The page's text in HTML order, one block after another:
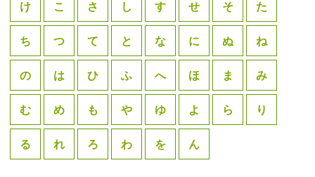
け こ さ し す せ そ た
ち つ て と な に ぬ ね
の は ひ ふ へ ほ ま み
む め も や ゆ よ ら り
る れ ろ わ を ん